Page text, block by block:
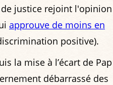
justice rejoint l'opinion
approuve de moins en
positive).
la mise à l’écart de Pap
débarrassé des